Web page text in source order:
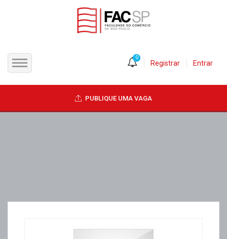
CANDIDATOS
0
Registrar Entrar
PUBLIQUE UMA VAGA